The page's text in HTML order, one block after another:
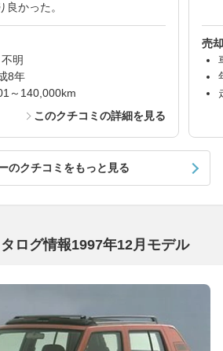
良かった。
明
8年
～140,000km
このクチコミの詳細を見る
売
のクチコミをもっと見る
ログ情報1997年12月モデル